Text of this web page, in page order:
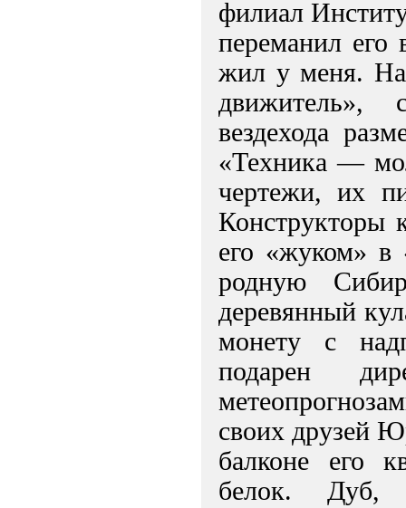
филиал
переманил
жил у меня. На
движитель»,
вездехода
«Техника —
чертежи, их
Конструкторы
его «жуком» в
родную
деревянный
монету с
подарен
своих друзей
балконе его
белок. Дуб,